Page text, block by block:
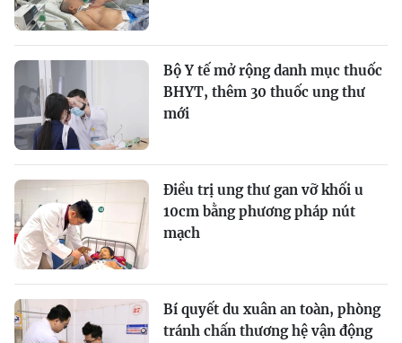
Bộ Y tế mở rộng danh mục thuốc
BHYT, thêm 30 thuốc ung thư
mới
Điều trị ung thư gan vỡ khối u
10cm bằng phương pháp nút
mạch
Bí quyết du xuân an toàn, phòng
tránh chấn thương hệ vận động